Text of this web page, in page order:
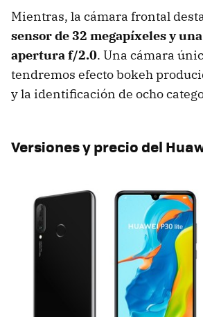
Mientras, la cámara frontal
sensor de 32 megapíxeles y
apertura f/2.0. Una cámara
tendremos efecto bokeh
y la identificación de ocho
Versiones y precio del